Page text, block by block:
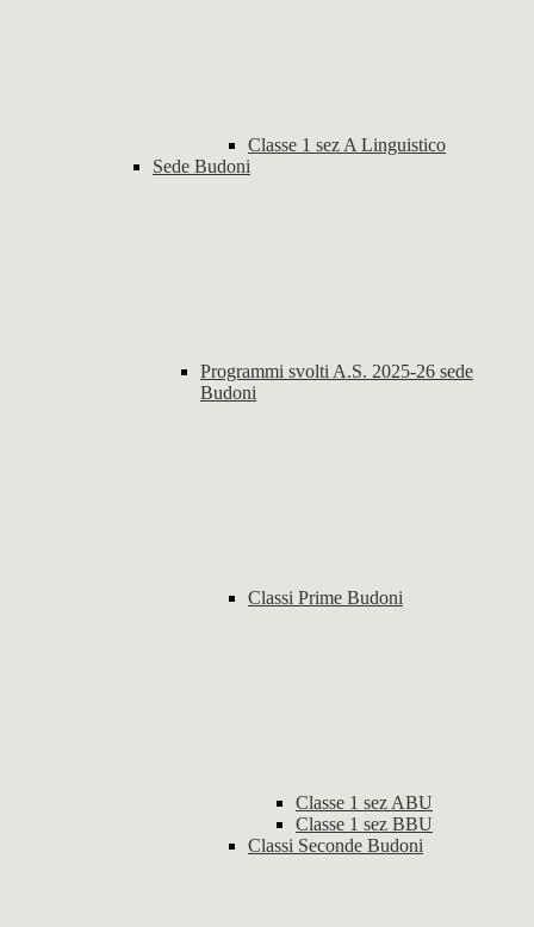
Classe 1 sez A Linguistico
Sede Budoni
Programmi svolti A.S. 2025-26 sede
Budoni
Classi Prime Budoni
Classe 1 sez ABU
Classe 1 sez BBU
Classi Seconde Budoni